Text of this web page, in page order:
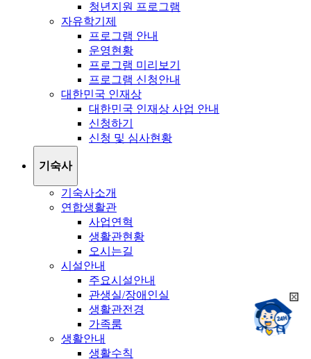
청년지원 프로그램
자유학기제
프로그램 안내
운영현황
프로그램 미리보기
프로그램 신청안내
대한민국 인재상
대한민국 인재상 사업 안내
신청하기
신청 및 심사현황
기숙사
기숙사소개
연합생활관
사업연혁
생활관현황
오시는길
시설안내
주요시설안내
관생실/장애인실
생활관전경
가족룸
생활안내
생활수칙
챗봇상담:
24시
채팅상담:
9시~18시
희